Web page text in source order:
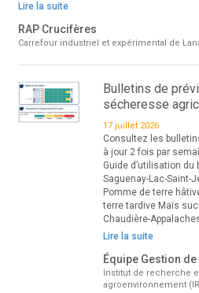
Lire la suite
RAP Crucifères
Carrefour industriel et expérimental de
Bulletins de
sécheresse
17 juillet 2026
Consultez les
à jour 2 fois par
Guide d’utilisation
Saguenay-Lac-
Pomme de terre
terre tardive Maïs
Chaudière-
Lire la suite
Équipe Gestion
Institut de recherche
agroenvironnement